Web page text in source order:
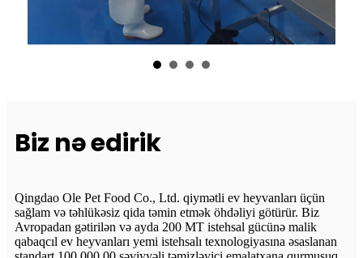
Biz nə edirik
Qingdao Ole Pet Food Co., Ltd. qiymətli ev heyvanları üçün
sağlam və təhlükəsiz qida təmin etmək öhdəliyi götürür. Biz
Avropadan gətirilən və ayda 200 MT istehsal gücünə malik
qabaqcıl ev heyvanları yemi istehsalı texnologiyasına əsaslanan